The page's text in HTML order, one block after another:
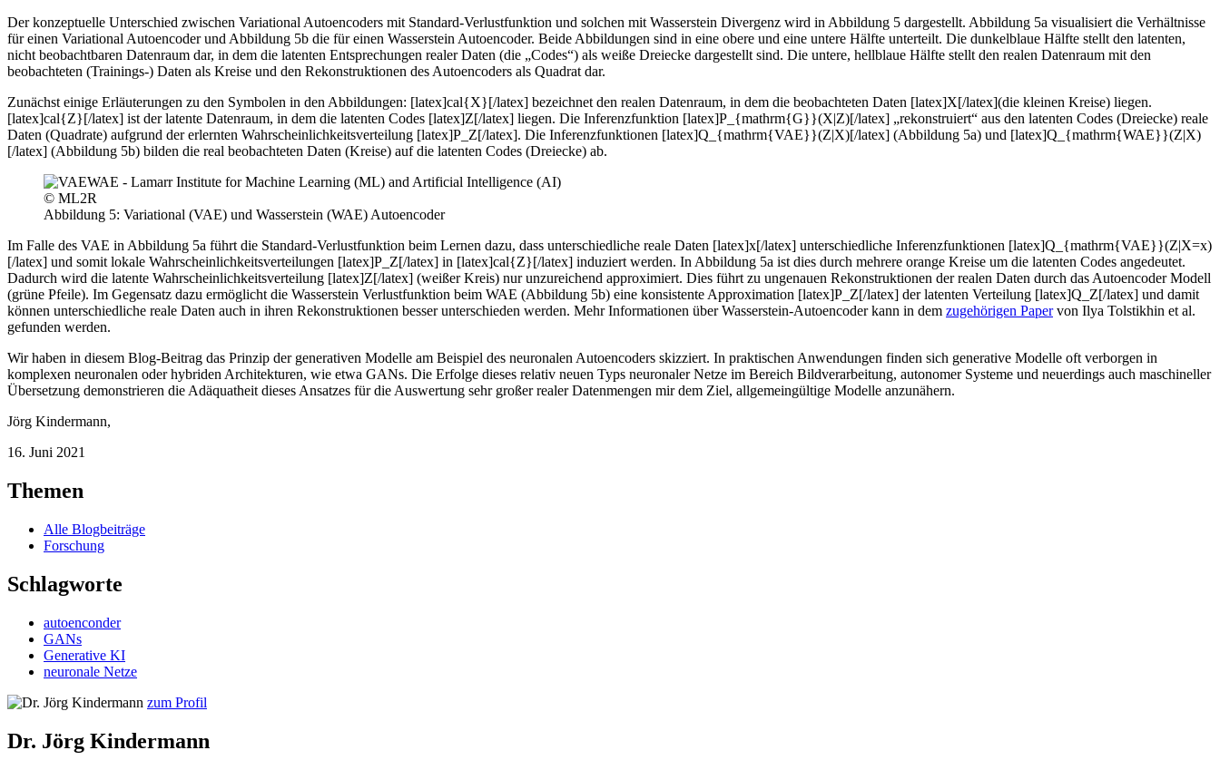
Der konzeptuelle Unterschied zwischen Variational Autoencoders mit Standard-Verlustfunktion und solchen mit Wasserstein Divergenz wird in Abbildung 5 dargestellt. Abbildung 5a visualisiert die Verhältnisse
für einen Variational Autoencoder und Abbildung 5b die für einen Wasserstein Autoencoder. Beide Abbildungen sind in eine obere und eine untere Hälfte unterteilt. Die dunkelblaue Hälfte stellt den latenten,
nicht beobachtbaren Datenraum dar, in dem die latenten Entsprechungen realer Daten (die „Codes“) als weiße Dreiecke dargestellt sind. Die untere, hellblaue Hälfte stellt den realen Datenraum mit den
beobachteten (Trainings-) Daten als Kreise und den Rekonstruktionen des Autoencoders als Quadrat dar.
Zunächst einige Erläuterungen zu den Symbolen in den Abbildungen: [latex]cal{X}[/latex] bezeichnet den realen Datenraum, in dem die beobachteten Daten [latex]X[/latex](die kleinen Kreise) liegen.
[latex]cal{Z}[/latex] ist der latente Datenraum, in dem die latenten Codes [latex]Z[/latex] liegen. Die Inferenzfunktion [latex]P_{mathrm{G}}(X|Z)[/latex] „rekonstruiert“ aus den latenten Codes (Dreiecke) reale
Daten (Quadrate) aufgrund der erlernten Wahrscheinlichkeitsverteilung [latex]P_Z[/latex]. Die Inferenzfunktionen [latex]Q_{mathrm{VAE}}(Z|X)[/latex] (Abbildung 5a) und [latex]Q_{mathrm{WAE}}(Z|X)
[/latex] (Abbildung 5b) bilden die real beobachteten Daten (Kreise) auf die latenten Codes (Dreiecke) ab.
© ML2R
Abbildung 5: Variational (VAE) und Wasserstein (WAE) Autoencoder
Im Falle des VAE in Abbildung 5a führt die Standard-Verlustfunktion beim Lernen dazu, dass unterschiedliche reale Daten [latex]x[/latex] unterschiedliche Inferenzfunktionen [latex]Q_{mathrm{VAE}}(Z|X=x)
[/latex] und somit lokale Wahrscheinlichkeitsverteilungen [latex]P_Z[/latex] in [latex]cal{Z}[/latex] induziert werden. In Abbildung 5a ist dies durch mehrere orange Kreise um die latenten Codes angedeutet.
Dadurch wird die latente Wahrscheinlichkeitsverteilung [latex]Z[/latex] (weißer Kreis) nur unzureichend approximiert. Dies führt zu ungenauen Rekonstruktionen der realen Daten durch das Autoencoder Modell
(grüne Pfeile). Im Gegensatz dazu ermöglicht die Wasserstein Verlustfunktion beim WAE (Abbildung 5b) eine konsistente Approximation [latex]P_Z[/latex] der latenten Verteilung [latex]Q_Z[/latex] und damit
können unterschiedliche reale Daten auch in ihren Rekonstruktionen besser unterschieden werden. Mehr Informationen über Wasserstein-Autoencoder kann in dem zugehörigen Papervon Ilya Tolstikhin et al.
gefunden werden.
Wir haben in diesem Blog-Beitrag das Prinzip der generativen Modelle am Beispiel des neuronalen Autoencoders skizziert. In praktischen Anwendungen finden sich generative Modelle oft verborgen in
komplexen neuronalen oder hybriden Architekturen, wie etwa GANs. Die Erfolge dieses relativ neuen Typs neuronaler Netze im Bereich Bildverarbeitung, autonomer Systeme und neuerdings auch maschineller
Übersetzung demonstrieren die Adäquatheit dieses Ansatzes für die Auswertung sehr großer realer Datenmengen mir dem Ziel, allgemeingültige Modelle anzunähern.
Jörg Kindermann,
16. Juni 2021
Themen
Alle Blogbeiträge
Forschung
Schlagworte
autoenconder
GANs
Generative KI
neuronale Netze
zum Profil
Dr. Jörg Kindermann